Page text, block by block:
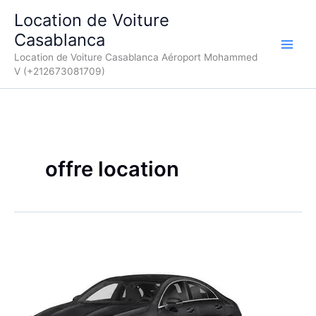
contenu
Location de Voiture
Casablanca
Location de Voiture Casablanca Aéroport Mohammed
V (+212673081709)
offre location